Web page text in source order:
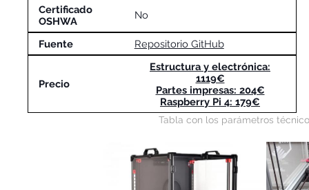
Certificado
OSHWA
No
Fuente Repositorio GitHub
Precio
Estructura y electrónica:
1119€
Partes impresas: 204€
Raspberry Pi 4: 179€
Tabla con los parámetros